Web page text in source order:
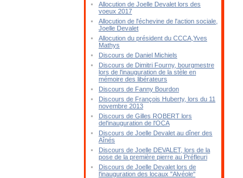
Allocution de Joelle Devalet lors des
voeux 2017
Allocution de l'échevine de l'action sociale,
Joelle Devalet
Allocution du président du CCCA,Yves
Mathys
Discours de Daniel Michiels
Discours de Dimitri Fourny, bourgmestre
lors de l'inauguration de la stèle en
mémoire des libérateurs
Discours de Fanny Bourdon
Discours de François Huberty, lors du 11
novembre 2013
Discours de Gilles ROBERT lors
del'inauguration de l'OCA
Discours de Joelle Devalet au dîner des
Aînés
Discours de Joelle DEVALET, lors de la
pose de la première pierre au Préfleuri
Discours de Joelle Devalet lors de
l'inauguration des locaux "Alvéole"